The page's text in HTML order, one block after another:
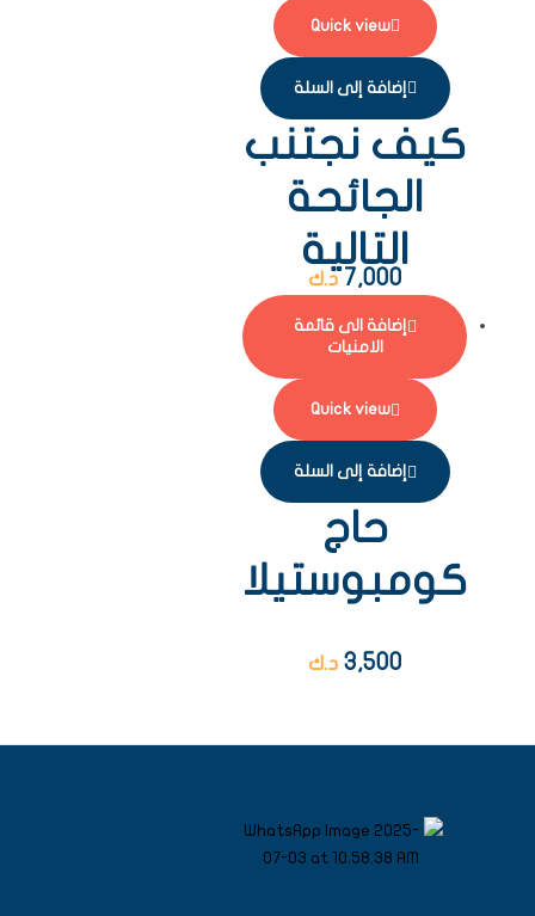
Quick view
إضافة إلى السلة
كيف نجتنب
الجائحة
التالية
7,000 د.ك
إضافة الى قائمة
الامنيات
Quick view
إضافة إلى السلة
حاج
كومبوستيلا
3,500 د.ك